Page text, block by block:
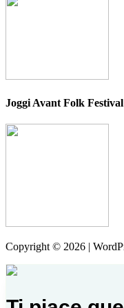
Joggi Avant Folk Festival
Copyright © 2026 |